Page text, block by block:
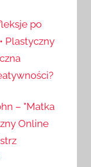
po
Plastyczny
– "Matka
Online